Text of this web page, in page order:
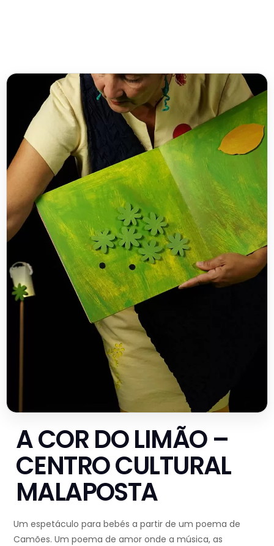
A COR DO LIMÃO –
CENTRO CULTURAL
MALAPOSTA
Um espetáculo para bebés a partir de um poema de
Camões. Um poema de amor onde a música, as